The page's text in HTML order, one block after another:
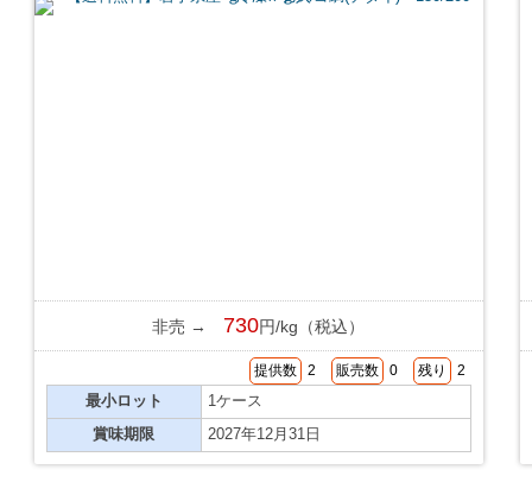
非売 → 730円/kg（税込）
提供数 2 販売数 0 残り 2
最小ロット
1ケース
賞味期限
2027年12月31日